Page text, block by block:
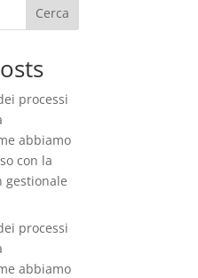
Cerca
processi
abbiamo
con la
gestionale
processi
abbiamo